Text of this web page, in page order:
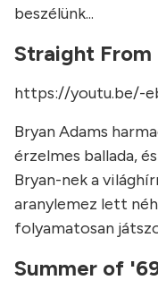
beszélünk...
Straight From
https://youtu.be/-
Bryan Adams
érzelmes ballada,
Bryan-nek a
aranylemez lett
folyamatosan
Summer of